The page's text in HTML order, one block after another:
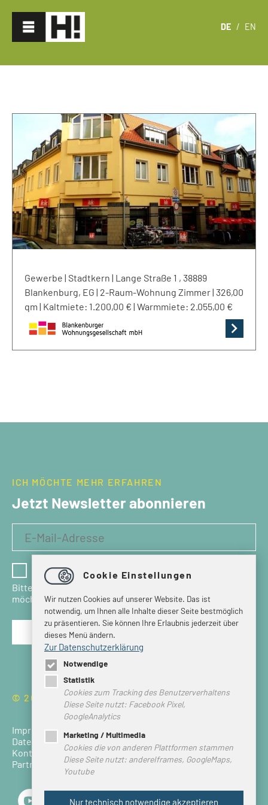
DE / EN
Gewerbe | Stadtkern | Lange Straße 1 , 38889
Blankenburg, EG | 2-Raum-Wohnung Zimmer | 326,00
qm | Kaltmiete: 1.200,00 € | Warmmiete: 2.055,00 €
ICH MÖCHTE MEHR ERFAHREN
Jetzt Newsletter abonnieren
Ich habe die Datenschutzbestimmungen gelesen
Bitte bestätigen Sie, dass Sie den Newsletter erhalten
möchten.
© 2026 HEIMVORTEIL HARZ
Impressum
Datenschutz
Kontakt
Partner Login
Cookie Einstellungen
Wir nutzen Cookies auf unserer Website. Das ist
notwendig, um Ihnen alle Inhalte dieser Seite bestmöglich
zu präsentieren. Sie können Ihre Erlaubnis jederzeit über
dieses Menü ändern.
Zur Datenschutzerklärung
Notwendige
Statistik
Cookies zum Tracking des Benutzerverhaltens
Diese Seite nutzt: Facebook Pixel,
GoogleAnalytics
Marketing / Multimedia
Cookies die von anderen Plattformen stammen
Diese Seite nutzt: andereIframes, GoogleMaps,
Youtube
Nur technisch notwendige akzeptieren